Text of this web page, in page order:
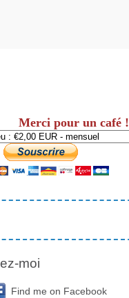
Merci pour un café !
moi
Find me on Facebook